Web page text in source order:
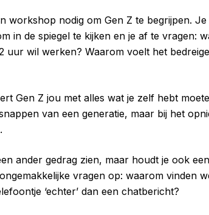
workshop nodig om Gen Z te begrijpen.
in de spiegel te kijken en je af te vragen:
uur wil werken? Waarom voelt het
Gen Z jou met alles wat je zelf hebt
van een generatie, maar bij het
ander gedrag zien, maar houdt je ook
vragen op: waarom vinden
‘echter’ dan een chatbericht?